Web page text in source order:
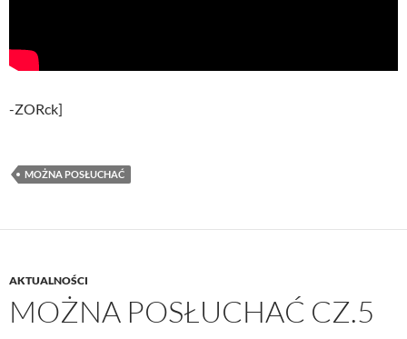
-ZORck]
MOŻNA POSŁUCHAĆ
AKTUALNOŚCI
MOŻNA POSŁUCHAĆ CZ.5